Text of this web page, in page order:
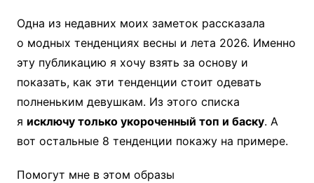
Одна из недавних моих заметок рассказала
о модных тенденциях весны и лета 2026. Именно
эту публикацию я хочу взять за основу и
показать, как эти тенденции стоит одевать
полненьким девушкам. Из этого списка
я исключу только укороченный топ и баску. А
вот остальные 8 тенденции покажу на примере.
Помогут мне в этом образы